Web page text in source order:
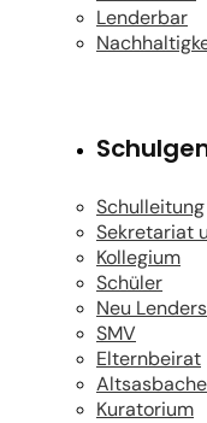
Lenderbar
Schulleitung
Sekretariat
Kollegium
Schüler
Neu
SMV
Elternbeirat
Kuratorium